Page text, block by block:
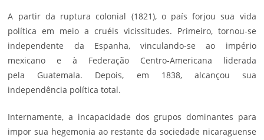
A partir da ruptura colonial (1821), o país forjou sua vida
política em meio a cruéis vicissitudes. Primeiro, tornou-se
independente da Espanha, vinculando-se ao império
mexicano e à Federação Centro-Americana liderada
pela Guatemala. Depois, em 1838, alcançou sua
independência política total.
Internamente, a incapacidade dos grupos dominantes para
impor sua hegemonia ao restante da sociedade nicaraguense